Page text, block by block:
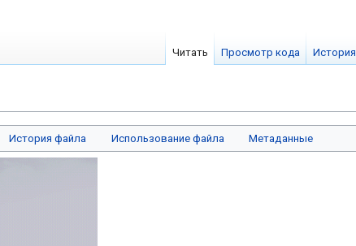
История файла Использование файла Метаданные
Читать Просмотр кода История